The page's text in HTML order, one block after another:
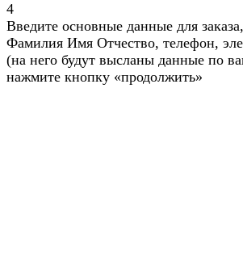
4
Введите основные данные для
Фамилия Имя Отчество, телефон,
(на него будут высланы данные по
нажмите кнопку «продолжить»